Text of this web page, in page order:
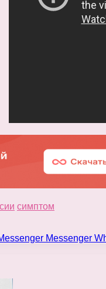
симптом
Messenger